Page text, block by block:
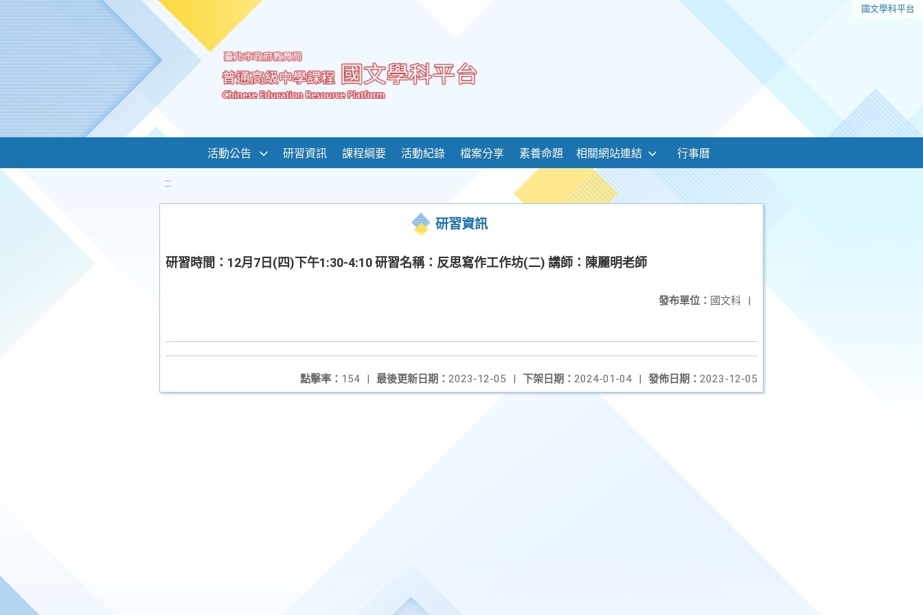
移至網頁之主要內容區位置 國文學科平台
活動公告 研習資訊 課程綱要 活動紀錄 檔案分享 素養命題 相關網站連結 行事曆
:::
研習資訊
研習時間：12月7日(四)下午1:30-4:10 研習名稱：反思寫作工作坊(二) 講師：陳麗明老師
發布單位： 國文科 |
發佈日期： 2023-12-05
下架日期： 2024-01-04 |
最後更新日期： 2023-12-05 |
點擊率： 154 |